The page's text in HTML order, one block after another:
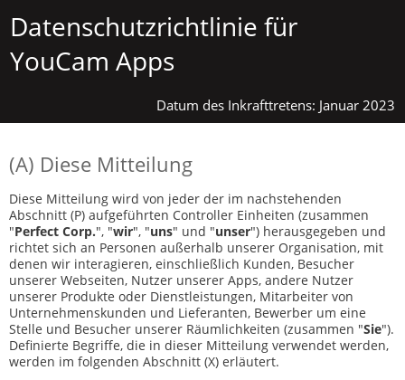
Datenschutzrichtlinie für
YouCam Apps
Datum des Inkrafttretens: Januar 2023
(A) Diese Mitteilung
Diese Mitteilung wird von jeder der im nachstehenden
Abschnitt (P) aufgeführten Controller Einheiten (zusammen
"Perfect Corp.", "wir", "uns" und "unser") herausgegeben und
richtet sich an Personen außerhalb unserer Organisation, mit
denen wir interagieren, einschließlich Kunden, Besucher
unserer Webseiten, Nutzer unserer Apps, andere Nutzer
unserer Produkte oder Dienstleistungen, Mitarbeiter von
Unternehmenskunden und Lieferanten, Bewerber um eine
Stelle und Besucher unserer Räumlichkeiten (zusammen "Sie").
Definierte Begriffe, die in dieser Mitteilung verwendet werden,
werden im folgenden Abschnitt (X) erläutert.